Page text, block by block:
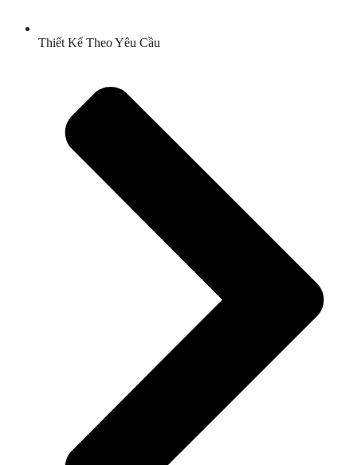
Thiết Kế Theo Yêu Cầu